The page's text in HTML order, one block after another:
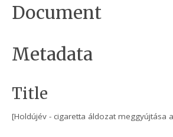
Document
Metadata
Title
[Holdújév - cigaretta áldozat meggyújtása